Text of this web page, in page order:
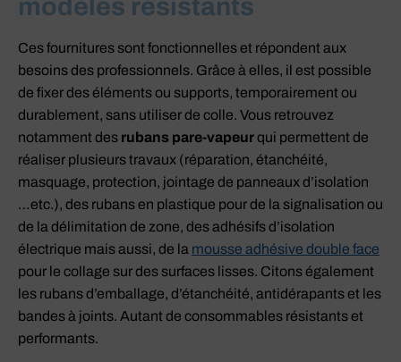
modèles résistants
Ces fournitures sont fonctionnelles et répondent aux
besoins des professionnels. Grâce à elles, il est possible
de fixer des éléments ou supports, temporairement ou
durablement, sans utiliser de colle. Vous retrouvez
notamment des rubans pare-vapeurqui permettent de
réaliser plusieurs travaux (réparation, étanchéité,
masquage, protection, jointage de panneaux d’isolation
…etc.), des rubans en plastique pour de la signalisation ou
de la délimitation de zone, des adhésifs d’isolation
électrique mais aussi, de la mousse adhésive double face
pour le collage sur des surfaces lisses. Citons également
les rubans d’emballage, d’étanchéité, antidérapants et les
bandes à joints. Autant de consommables résistants et
performants.